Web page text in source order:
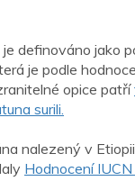
definováno jako
je podle
opice patří
surili.
nalezený v
Hodnocení IUCN